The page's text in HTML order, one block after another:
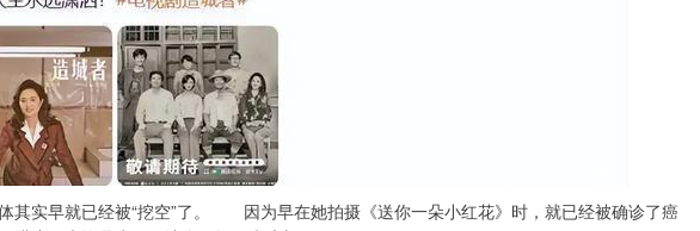
实早就已经被“挖空”了。 因为早在她拍摄《送你一朵小红花》时，就已经被确诊了癌